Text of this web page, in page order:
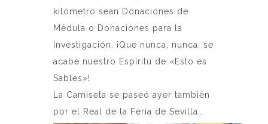
kilómetro sean Donaciones de
Médula o Donaciones para la
Investigación. ¡Que nunca, nunca, se
acabe nuestro Espíritu de «Esto es
Sables»!
La Camiseta se paseó ayer también
por el Real de la Feria de Sevilla…